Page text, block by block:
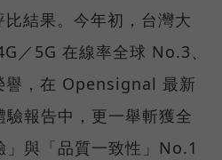
結果。今年初，台灣大
／5G 在線率全球 No.3、
譽，在 Opensignal 最新
報告中，更一舉斬獲全
與「品質一致性」No.1